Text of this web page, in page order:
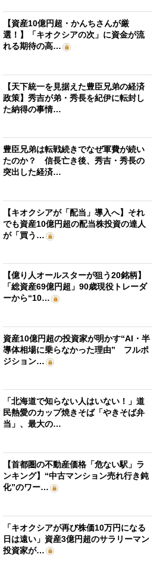
【資産10億円超・かんちさんが厳
選！】「キオクシアの次」に資金が流
れる期待の高…
【天下統一を見据えた豊臣兄弟の経済
政策】秀吉が弟・秀長を紀伊に転封し
た納得の事情…
豊臣兄弟は転戦続きでなぜ軍費が続い
たのか？ 信長亡き後、秀吉・秀長の
突出した経済…
【キオクシアが「配当」導入へ】それ
でも資産10億円超の配当株投資の達人
が「買う…
【億り人オールスターが狙う20銘柄】
「総資産69億円超」90歳現役トレーダ
ーから“10…
資産10億円超の投資家が明かす“AI・半
導体相場に乗らなかった理由” フルポ
ジション…
「北海道で知らない人はいない！」道
民熱愛のカップ焼きそば「やきそば弁
当」、最大の…
【首都圏の不動産価格「危ない駅」ラ
ンキング】“中古マンション売れ行き鈍
化”のワー…
「キオクシアが再び株価10万円になる
日は遠い」資産3億円超のサラリーマン
投資家が…